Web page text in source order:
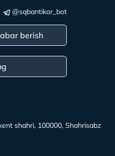
shahri, 100000, Shahrisabz
@sqbantikor_bot
berish